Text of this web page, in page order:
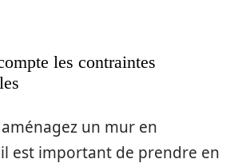
les contraintes
un mur en
est important de prendre en